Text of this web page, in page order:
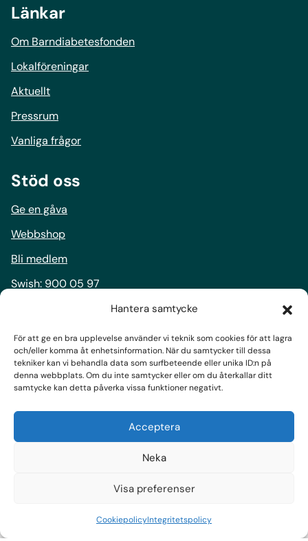
Hantera samtycke
För att ge en bra upplevelse använder vi teknik som cookies för att lagra
och/eller komma åt enhetsinformation. När du samtycker till dessa
tekniker kan vi behandla data som surfbeteende eller unika ID:n på
denna webbplats. Om du inte samtycker eller om du återkallar ditt
samtycke kan detta påverka vissa funktioner negativt.
Acceptera
Neka
Visa preferenser
CookiepolicyIntegritetspolicy
Länkar
Om Barndiabetesfonden
Lokalföreningar
Aktuellt
Pressrum
Vanliga frågor
Stöd oss
Ge en gåva
Webbshop
Bli medlem
Swish: 900 05 97
900-0597
Följ oss
Facebook
Prenumerera på nyhetsbrev